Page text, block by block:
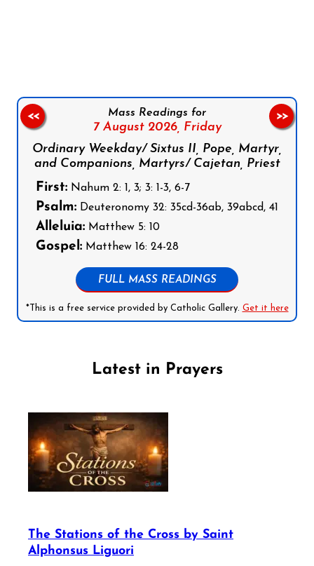
Mass Readings for
7 August 2026, Friday
Ordinary Weekday/ Sixtus II, Pope, Martyr,
and Companions, Martyrs/ Cajetan, Priest
First: Nahum 2: 1, 3; 3: 1-3, 6-7
Psalm: Deuteronomy 32: 35cd-36ab, 39abcd, 41
Alleluia: Matthew 5: 10
Gospel: Matthew 16: 24-28
FULL MASS READINGS
*This is a free service provided by Catholic Gallery. Get it here
<< >>
Latest in Prayers
The Stations of the Cross by Saint
Alphonsus Liguori